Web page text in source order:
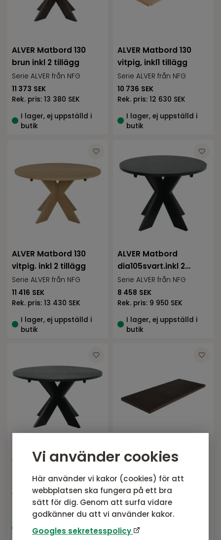
Vi använder cookies
Här använder vi kakor (cookies) för att
webbplatsen ska fungera på ett bra
sätt för dig. Genom att surfa vidare
godkänner du att vi använder kakor.
Googles sekretesspolicy
ALVER Matbord 130
brun inkl 2 tillägg
Serie ALVER från NFG
11 373 SEK
Rek. pris: 13 380 SEK
I lager, ej uppställd i
butik
ALVER Matbord 130
vitpig, inkl1 tillägg
Serie ALVER från NFG
10 736 SEK
Rek. pris: 12 630 SEK
I lager, ej uppställd i
butik
ALVER Matbord 130
vitpig. inkl 2 tillägg
Serie ALVER från NFG
11 416 SEK
Rek. pris: 13 430 SEK
I lager, ej uppställd i
butik
ALVER Matbord
dia105svart.inkl 2
tillägg
Serie ALVER från NFG
8 458 SEK
Rek. pris: 9 950 SEK
I lager, ej uppställd i
butik
ALVER Matbord
tillägg
Serie ALVER från NFG
11 025
SEK
Rek. pris: 12 970 SEK
butik
ALVER Tilläggsskiva till
Serie ALVER från NFG
1 403 SEK
Rek. pris: 1 650 SEK
butik